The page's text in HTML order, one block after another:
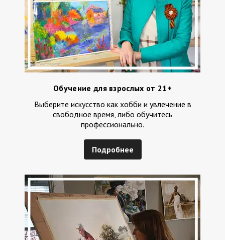
Обучение для взрослых от 21+
Выберите искусство как хобби и увлечение в
свободное время, либо обучитесь
профессионально.
Подробнее